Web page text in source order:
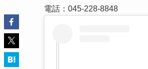
電話：045-228-8848